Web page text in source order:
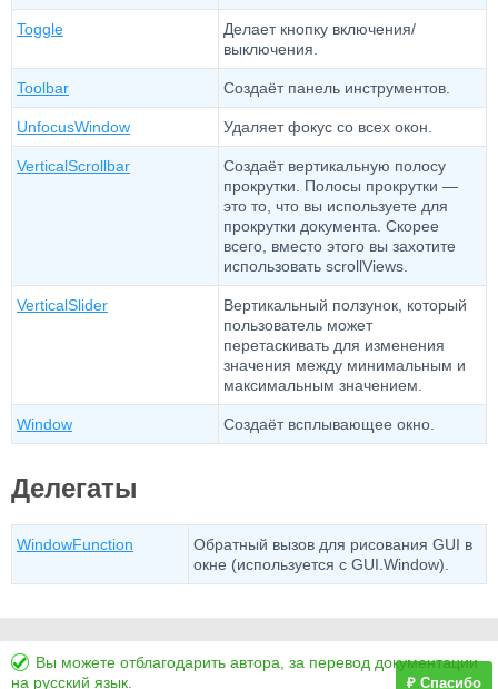
Toggle
Делает кнопку включения/
выключения.
Toolbar Создаёт панель инструментов.
UnfocusWindow Удаляет фокус со всех окон.
VerticalScrollbar
Создаёт вертикальную полосу
прокрутки. Полосы прокрутки —
это то, что вы используете для
прокрутки документа. Скорее
всего, вместо этого вы захотите
использовать scrollViews.
VerticalSlider
Вертикальный ползунок, который
пользователь может
перетаскивать для изменения
значения между минимальным и
максимальным значением.
Window Создаёт всплывающее окно.
Делегаты
WindowFunction
Обратный вызов для рисования GUI в
окне (используется с GUI.Window).
Вы можете отблагодарить автора, за перевод документации
на русский язык.
₽ Спасибо